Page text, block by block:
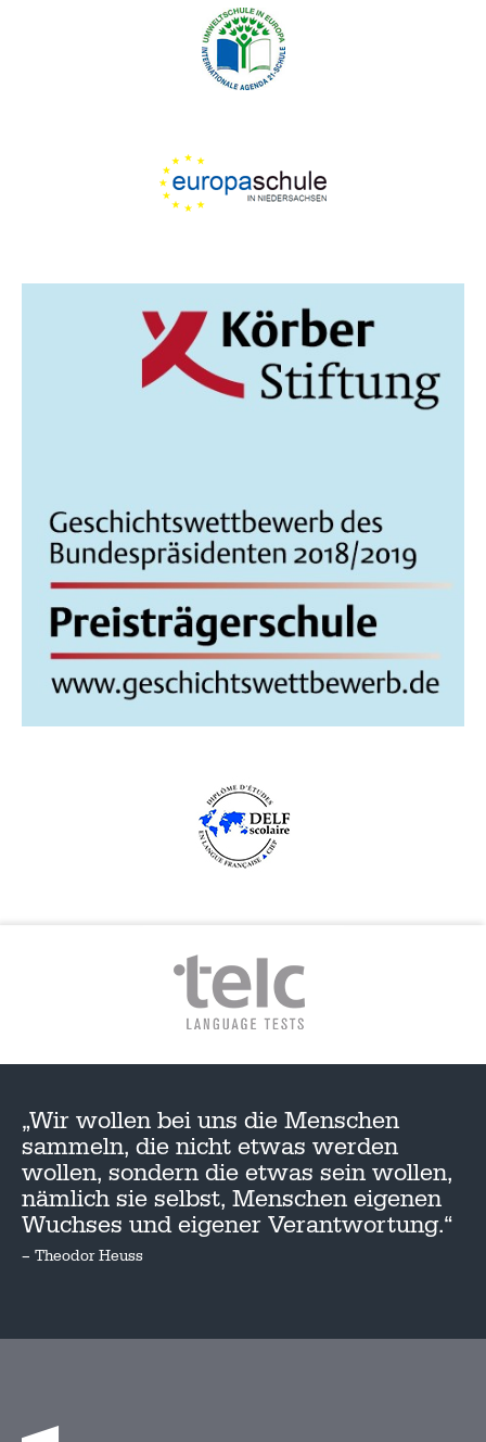
„Wir wollen bei uns die Menschen
sammeln, die nicht etwas werden
wollen, sondern die etwas sein wollen,
nämlich sie selbst, Menschen eigenen
Wuchses und eigener Verantwortung.“
– Theodor Heuss